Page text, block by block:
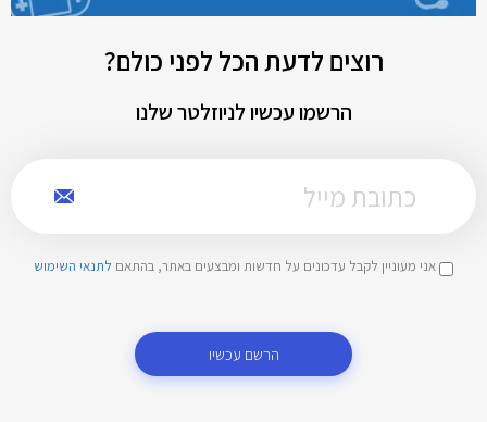
רוצים לדעת הכל לפני כולם?
הרשמו עכשיו לניוזלטר שלנו
אני מעוניין לקבל עדכונים על חדשות ומבצעים באתר, בהתאם לתנאי השימוש
הרשם עכשיו